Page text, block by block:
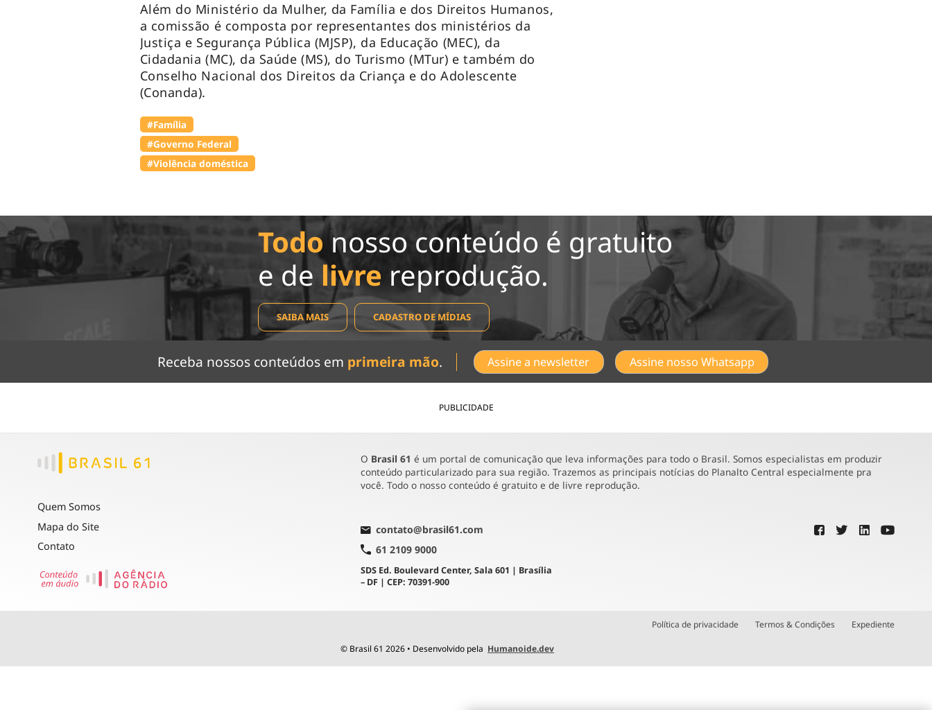
Além do Ministério da Mulher, da Família e dos Direitos Humanos,
a comissão é composta por representantes dos ministérios da
Justiça e Segurança Pública (MJSP), da Educação (MEC), da
Cidadania (MC), da Saúde (MS), do Turismo (MTur) e também do
Conselho Nacional dos Direitos da Criança e do Adolescente
(Conanda).
#Família
#Governo Federal
#Violência doméstica
Todonosso conteúdo é gratuito
e de livre reprodução.
SAIBA MAIS CADASTRO DE MÍDIAS
Receba nossos conteúdos em primeira mão. Assine a newsletter Assine nosso Whatsapp
PUBLICIDADE
Quem Somos
Mapa do Site
Contato
O Brasil 61 é um portal de comunicação que leva informações para todo o Brasil. Somos especialistas em produzir
conteúdo particularizado para sua região. Trazemos as principais notícias do Planalto Central especialmente pra
você. Todo o nosso conteúdo é gratuito e de livre reprodução.
contato@brasil61.com
61 2109 9000
SDS Ed. Boulevard Center, Sala 601 | Brasília
– DF | CEP: 70391-900
Política de privacidade Termos & Condições Expediente
© Brasil 61 2026 • Desenvolvido pela Humanoide.dev